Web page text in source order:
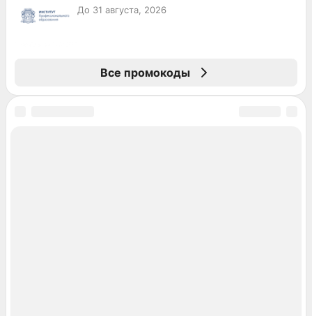
До 31 августа, 2026
Все промокоды